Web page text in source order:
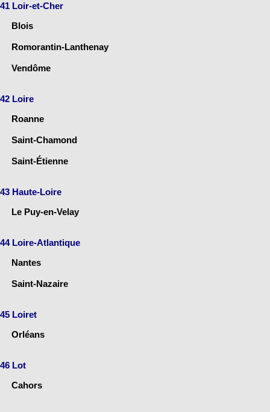
41 Loir-et-Cher
Blois
Romorantin-Lanthenay
Vendôme
42 Loire
Roanne
Saint-Chamond
Saint-Étienne
43 Haute-Loire
Le Puy-en-Velay
44 Loire-Atlantique
Nantes
Saint-Nazaire
45 Loiret
Orléans
46 Lot
Cahors